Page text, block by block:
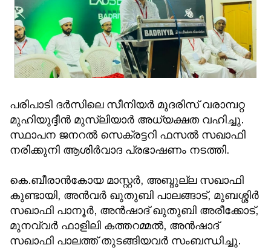
പരിപാടി ദർസിലെ സീനിയർ മുദരിസ് വരാമ്പറ്റ
മുഹിയുദ്ദീൻ മുസ്‌ലിയാർ അധ്യക്ഷത വഹിച്ചു.
സ്ഥാപന ജനറൽ സെക്രട്ടറി ഫസൽ സഖാഫി
നരിക്കുനി ആശിർവാദ പ്രഭാഷണം നടത്തി.
കെ.ബീരാൻകോയ മാസ്റ്റർ, അബ്ദുല്ല സഖാഫി
കുണ്ടായി, അൻവർ ഖുതുബി പാലങ്ങാട്, മുബശ്ശിർ
സഖാഫി പാനൂർ, അൻഷാദ് ഖുതുബി അരീക്കോട്,
മുനവ്വർ ഫാളിലി കത്തറമ്മൽ, അൻഷാദ്
സഖാഫി പാലത്ത് തുടങ്ങിയവർ സംബന്ധിച്ചു.